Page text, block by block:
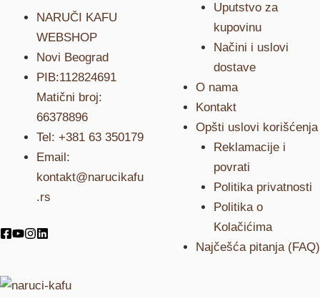
NARUČI KAFU
WEBSHOP
Novi Beograd
PIB:112824691
Matični broj:
66378896
Tel: +381 63 350179
Email:
kontakt@narucikafu
.rs
Uputstvo za
kupovinu
Načini i uslovi
dostave
O nama
Kontakt
Opšti uslovi korišćenja
Reklamacije i
povrati
Politika privatnosti
Politika o
Kolačićima
Najčešća pitanja (FAQ)